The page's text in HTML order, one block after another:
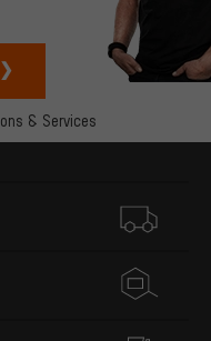
& Services